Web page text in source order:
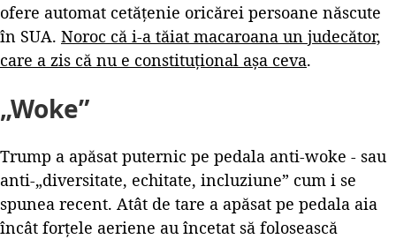
ofere automat cetățenie oricărei persoane născute
în SUA. Noroc că i-a tăiat macaroana un judecător,
care a zis că nu e constituțional așa ceva.
„Woke”
Trump a apăsat puternic pe pedala anti-woke - sau
anti-„diversitate, echitate, incluziune” cum i se
spunea recent. Atât de tare a apăsat pe pedala aia
încât forțele aeriene au încetat să folosească